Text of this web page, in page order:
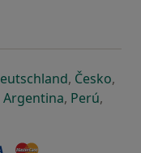
karcie
w nowej karcie
się w nowej
otwiera się
, Česko,
karcie
w nowej karcie
się w nowej
Argentinaotwiera się
, Perú,